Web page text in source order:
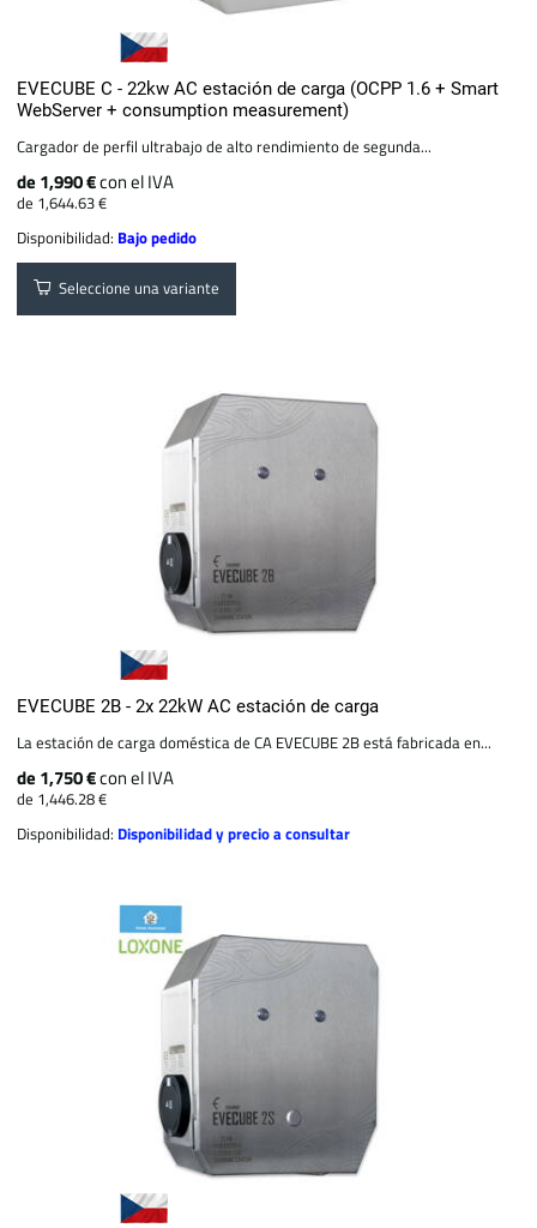
EVECUBE C - 22kw AC estación de carga (OCPP 1.6 + Smart
WebServer + consumption measurement)
Cargador de perfil ultrabajo de alto rendimiento de segunda...
de 1,990 €con el IVA
de 1,644.63 €
Disponibilidad: Bajo pedido
Seleccione una variante
EVECUBE 2B - 2x 22kW AC estación de carga
La estación de carga doméstica de CA EVECUBE 2B está fabricada en...
de 1,750 €con el IVA
de 1,446.28 €
Disponibilidad: Disponibilidad y precio a consultar